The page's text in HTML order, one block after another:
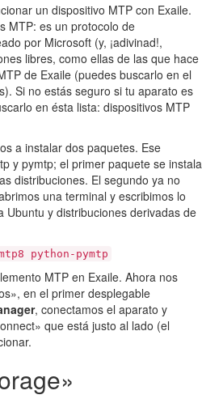
un dispositivo MTP con Exaile.
MTP: es un protocolo de
por Microsoft (y, ¡adivinad!,
libres, como ellas de las que hace
de Exaile (puedes buscarlo en el
Si no estás seguro si tu aparato es
en ésta lista: dispositivos MTP
a instalar dos paquetes. Ese
y pymtp; el primer paquete se instala
distribuciones. El segundo ya no
una terminal y escribimos lo
Ubuntu y distribuciones derivadas de
python-pymtp
MTP en Exaile. Ahora nos
en el primer desplegable
, conectamos el aparato y
que está justo al lado (el